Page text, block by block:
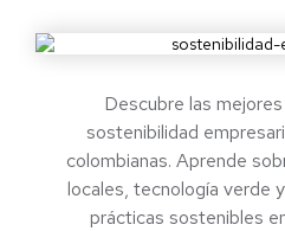
Descubre las
sostenibilidad
colombianas. Aprende
locales, tecnología verde
prácticas sostenibles